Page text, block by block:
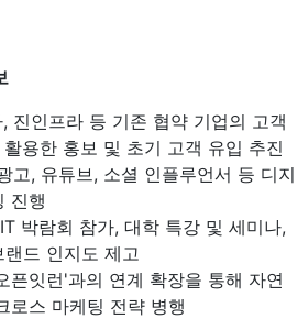
진인프라 등 기존 협약 기업의 고객
용한 홍보 및 초기 고객 유입 추진
고, 유튜브, 소셜 인플루언서 등 디지
진행
박람회 참가, 대학 특강 및 세미나,
드 인지도 제고
픈잇런'과의 연계 확장을 통해 자연
로스 마케팅 전략 병행